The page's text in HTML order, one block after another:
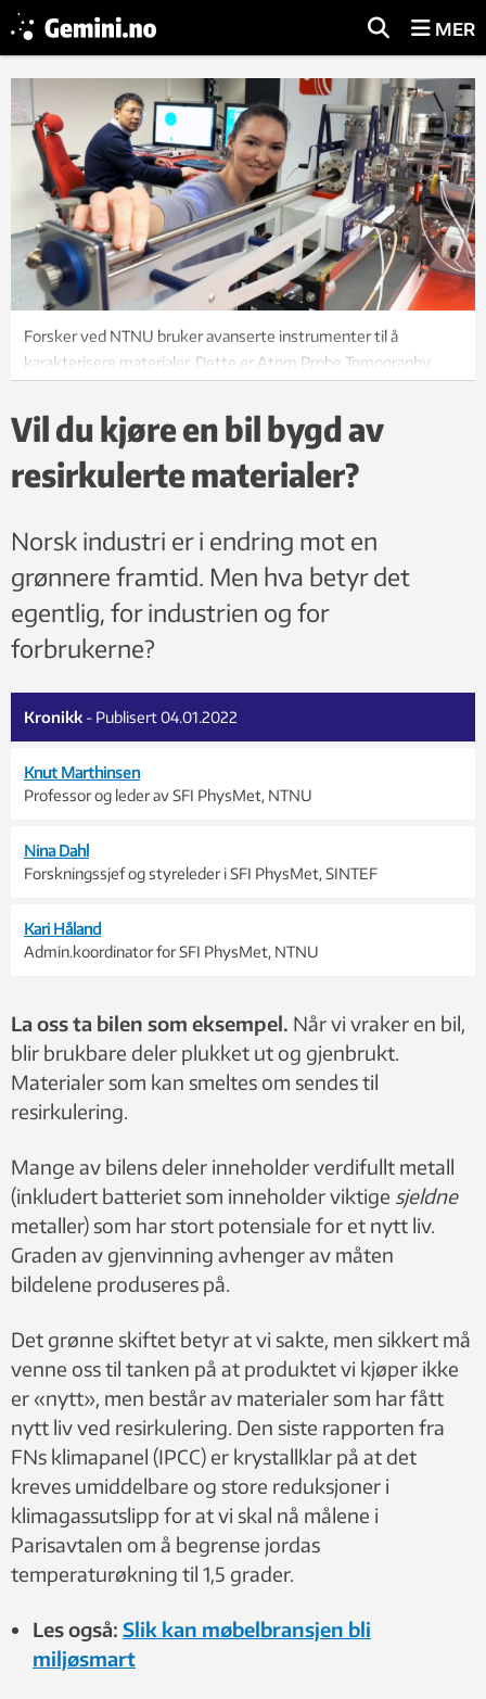
MER
Forsker ved NTNU bruker avanserte instrumenter til å
karakterisere materialer. Dette er Atom Probe Tomography.
Vil du kjøre en bil bygd av
resirkulerte materialer?
Norsk industri er i endring mot en
grønnere framtid. Men hva betyr det
egentlig, for industrien og for
forbrukerne?
Kronikk - Publisert 04.01.2022
Knut Marthinsen
Professor og leder av SFI PhysMet, NTNU
Nina Dahl
Forskningssjef og styreleder i SFI PhysMet, SINTEF
Kari Håland
Admin.koordinator for SFI PhysMet, NTNU
La oss ta bilen som eksempel. Når vi vraker en bil,
blir brukbare deler plukket ut og gjenbrukt.
Materialer som kan smeltes om sendes til
resirkulering.
Mange av bilens deler inneholder verdifullt metall
(inkludert batteriet som inneholder viktige sjeldne
metaller) som har stort potensiale for et nytt liv.
Graden av gjenvinning avhenger av måten
bildelene produseres på.
Det grønne skiftet betyr at vi sakte, men sikkert må
venne oss til tanken på at produktet vi kjøper ikke
er «nytt», men består av materialer som har fått
nytt liv ved resirkulering. Den siste rapporten fra
FNs klimapanel (IPCC) er krystallklar på at det
kreves umiddelbare og store reduksjoner i
klimagassutslipp for at vi skal nå målene i
Parisavtalen om å begrense jordas
temperaturøkning til 1,5 grader.
Les også: Slik kan møbelbransjen bli
miljøsmart